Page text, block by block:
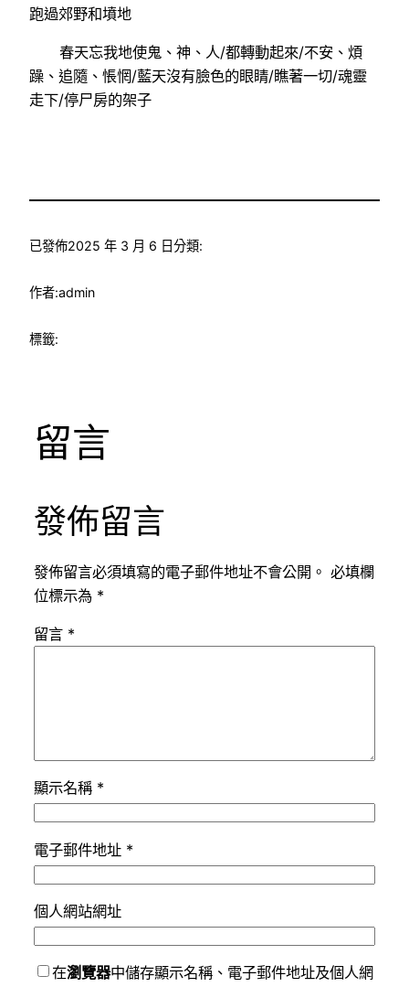
跑過郊野和墳地
春天忘我地使鬼、神、人/都轉動起來/不安、煩
躁、追隨、悵惘/藍天沒有臉色的眼睛/瞧著一切/魂靈
走下/停尸房的架子
已發佈2025 年 3 月 6 日分類:
作者:admin
標籤:
留言
發佈留言
發佈留言必須填寫的電子郵件地址不會公開。 必填欄
位標示為 *
留言 *
顯示名稱 *
電子郵件地址 *
個人網站網址
在瀏覽器中儲存顯示名稱、電子郵件地址及個人網